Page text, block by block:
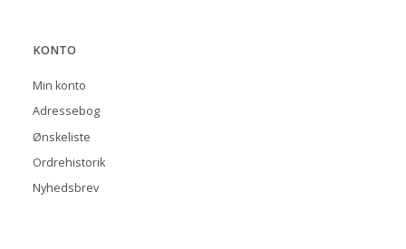
KONTO
Min konto
Adressebog
Ønskeliste
Ordrehistorik
Nyhedsbrev